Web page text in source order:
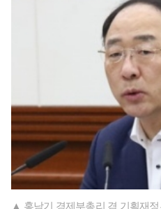
▲ 홍남기 경제부총리 겸 기획재